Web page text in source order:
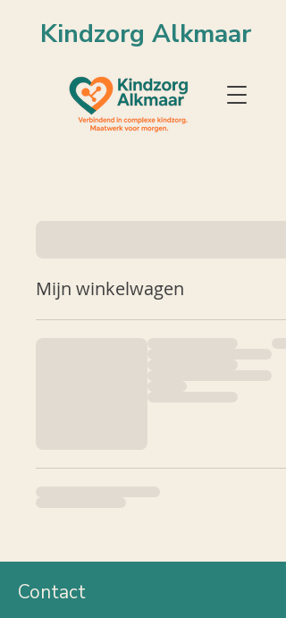
Kindzorg Alkmaar
Mijn winkelwagen
Contact